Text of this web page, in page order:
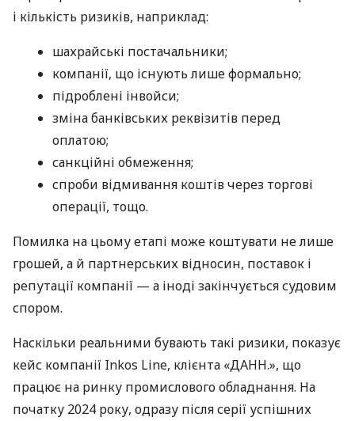
і кількість ризиків, наприклад:
шахрайські постачальники;
компанії, що існують лише формально;
підроблені інвойси;
зміна банківських реквізитів перед
оплатою;
санкційні обмеження;
спроби відмивання коштів через торгові
операції, тощо.
Помилка на цьому етапі може коштувати не лише
грошей, а й партнерських відносин, поставок і
репутації компанії — а іноді закінчується судовим
спором.
Наскільки реальними бувають такі ризики, показує
кейс компанії Inkos Line, клієнта «ДАНН.», що
працює на ринку промислового обладнання. На
початку 2024 року, одразу після серії успішних